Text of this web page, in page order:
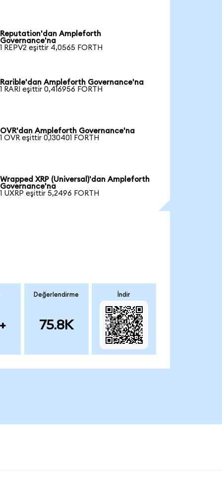
Reputation'dan Ampleforth
Governance'na
1 REPV2 eşittir 4,0565 FORTH
Rarible'dan Ampleforth Governance'na
1 RARI eşittir 0,416956 FORTH
OVR'dan Ampleforth Governance'na
1 OVR eşittir 0,130401 FORTH
Wrapped XRP (Universal)'dan Ampleforth
Governance'na
1 UXRP eşittir 5,2496 FORTH
Değerlendirme
75.8K
İndir